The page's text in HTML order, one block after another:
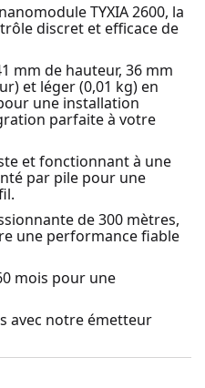
TYXIA 2600, la
discret et efficace de
mm de hauteur, 36 mm
et léger (0,01 kg) en
une installation
parfaite à votre
et fonctionnant à une
par pile pour une
de 300 mètres,
une performance fiable
mois pour une
avec notre émetteur